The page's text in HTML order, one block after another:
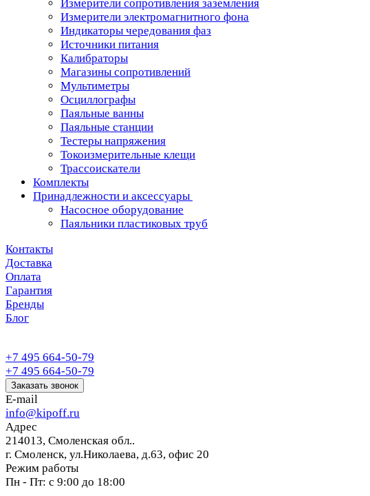
Измерители сопротивления заземления
Измерители электромагнитного фона
Индикаторы чередования фаз
Источники питания
Калибраторы
Магазины сопротивлений
Мультиметры
Осциллографы
Паяльные ванны
Паяльные станции
Тестеры напряжения
Токоизмерительные клещи
Трассоискатели
Комплекты
Принадлежности и аксессуары
Насосное оборудование
Паяльники пластиковых труб
Контакты
Доставка
Оплата
Гарантия
Бренды
Блог
+7 495 664-50-79
+7 495 664-50-79
Заказать звонок
E-mail
info@kipoff.ru
Адрес
214013, Смоленская обл..
г. Смоленск, ул.Николаева, д.63, офис 20
Режим работы
Пн - Пт: с 9:00 до 18:00